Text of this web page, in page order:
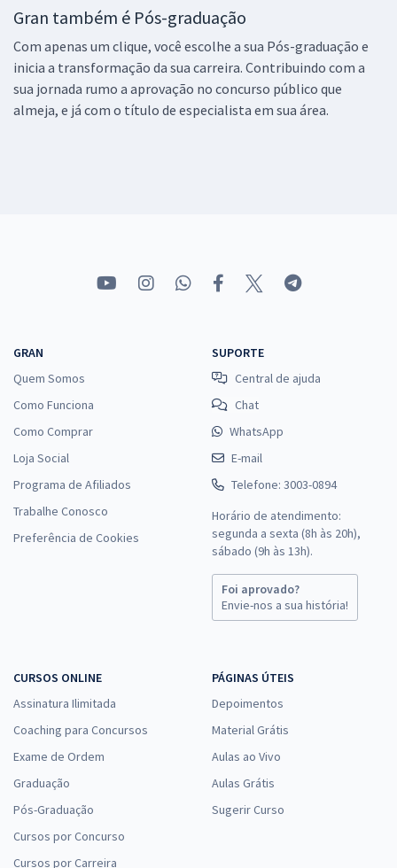
Gran também é Pós-graduação
Com apenas um clique, você escolhe a sua Pós-graduação e
inicia a transformação da sua carreira. Contribuindo com a
sua jornada rumo a aprovação no concurso público que
almeja, e já com o título de especialista em sua área.
GRAN
Quem Somos
Como Funciona
Como Comprar
Loja Social
Programa de Afiliados
Trabalhe Conosco
Preferência de Cookies
SUPORTE
Central de ajuda
Chat
WhatsApp
E-mail
Telefone: 3003-0894
Horário de atendimento:
segunda a sexta (8h às 20h),
sábado (9h às 13h).
Foi aprovado?
Envie-nos a sua história!
CURSOS ONLINE
Assinatura Ilimitada
Coaching para Concursos
Exame de Ordem
Graduação
Pós-Graduação
Cursos por Concurso
Cursos por Carreira
PÁGINAS ÚTEIS
Depoimentos
Material Grátis
Aulas ao Vivo
Aulas Grátis
Sugerir Curso